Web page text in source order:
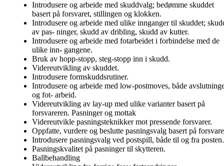
Introdusere og arbeide med skuddvalg; bedømme skuddet
basert på forsvaret, stillingen og klokken.
Introdusere og arbeide med ulike innganger til skuddet;
av pas- ninger, skudd av dribling, skudd av kutter.
Introdusere og arbeide med fotarbeidet i forbindelse med de
ulike inn- gangene.
Bruk av hopp-stopp, steg-stopp inn i skudd.
Videreutvikling av skuddet.
Introdusere formskuddsrutiner.
Introdusere og arbeide med low-postmoves, både
og fot- arbeid.
Videreutvikling av lay-up med ulike varianter basert på
forsvareren. Pasninger og mottak
Videreutvikle pasningsteknikker mot pressende forsvarer.
Oppfatte, vurdere og beslutte pasningsvalg basert på
Introdusere pasningsvalg ved postspill, både til og fra posten.
Pasningskvalitet på pasninger til skytteren.
Ballbehandling